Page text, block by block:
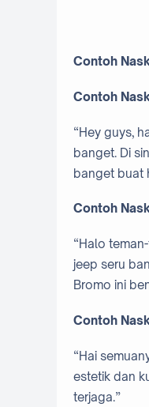
Contoh
Contoh
“Hey guys,
banget. Di
banget buat
Contoh
“Halo
jeep seru
Bromo ini
Contoh
“Hai
estetik dan
terjaga.”